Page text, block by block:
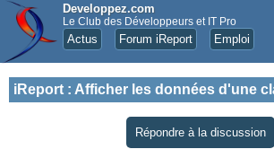
Developpez.com
Le Club des Développeurs et IT Pro
Actus Forum iReport Emploi
iReport : Afficher les données d'une
Répondre à la discussion